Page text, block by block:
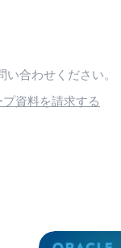
合わせください。
資料を請求する